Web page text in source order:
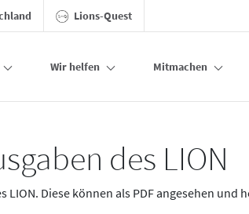
Lions-Quest
Wir helfen Mitmachen
des LION
LION. Diese können als PDF angesehen und